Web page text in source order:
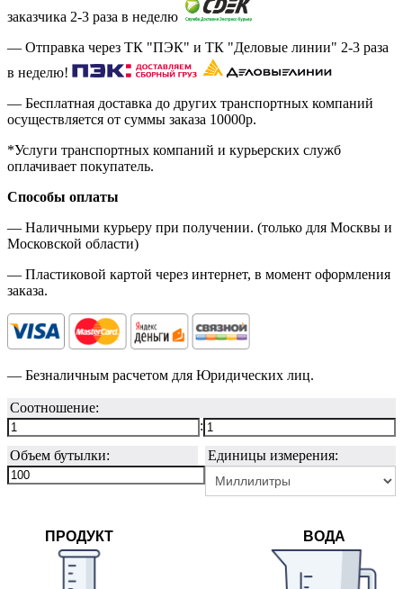
заказчика 2-3 раза в неделю
— Отправка через ТК "ПЭК" и ТК "Деловые линии" 2-3 раза
в неделю!
— Бесплатная доставка до других транспортных компаний
осуществляется от суммы заказа 10000р.
*Услуги транспортных компаний и курьерских служб
оплачивает покупатель.
Способы оплаты
— Наличными курьеру при получении. (только для Москвы и
Московской области)
— Пластиковой картой через интернет, в момент оформления
заказа.
— Безналичным расчетом для Юридических лиц.
Соотношение:
:
Объем бутылки:
Единицы измерения:
ПРОДУКТ ВОДА